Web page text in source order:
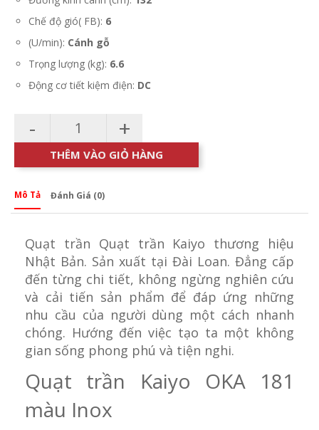
Chế độ gió( FB): 6
(U/min): Cánh gỗ
Trọng lượng (kg): 6.6
Động cơ tiết kiệm điện: DC
- +
THÊM VÀO GIỎ HÀNG
Mô Tả Đánh Giá (0)
Quạt trần Quạt trần Kaiyo thương hiệu
Nhật Bản. Sản xuất tại Đài Loan. Đẳng cấp
đến từng chi tiết, không ngừng nghiên cứu
và cải tiến sản phẩm để đáp ứng những
nhu cầu của người dùng một cách nhanh
chóng. Hướng đến việc tạo ta một không
gian sống phong phú và tiện nghi.
Quạt trần Kaiyo OKA 181
màu Inox